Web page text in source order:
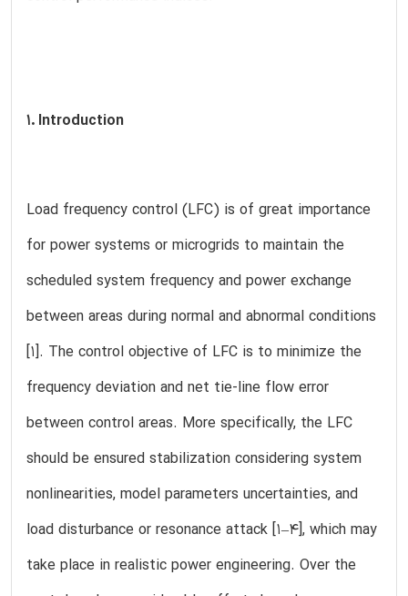
1. Introduction
Load frequency control (LFC) is of great importance
for power systems or microgrids to maintain the
scheduled system frequency and power exchange
between areas during normal and abnormal conditions
[1]. The control objective of LFC is to minimize the
frequency deviation and net tie-line flow error
between control areas. More specifically, the LFC
should be ensured stabilization considering system
nonlinearities, model parameters uncertainties, and
load disturbance or resonance attack [1–4], which may
take place in realistic power engineering. Over the